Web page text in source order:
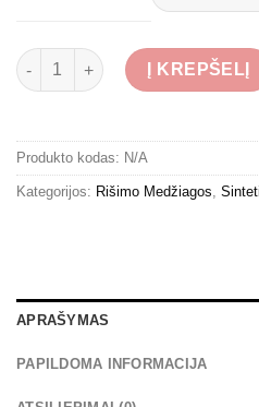
produkto kiekis: Tommi-fly
Į KREPŠELĮ
Produkto kodas: N/A
Kategorijos: Rišimo Medžiagos
APRAŠYMAS
PAPILDOMA INFORMACIJA